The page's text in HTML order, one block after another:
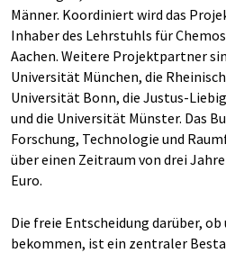
Männer. Koordiniert wird das
Inhaber des Lehrstuhls für
Aachen. Weitere Projektpartner
Universität München, die
Universität Bonn, die Justus-
und die Universität Münster. Das
Forschung, Technologie und
über einen Zeitraum von drei
Euro.
Die freie Entscheidung darüber,
bekommen, ist ein zentraler